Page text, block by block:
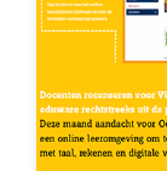
Kennisbank
Over